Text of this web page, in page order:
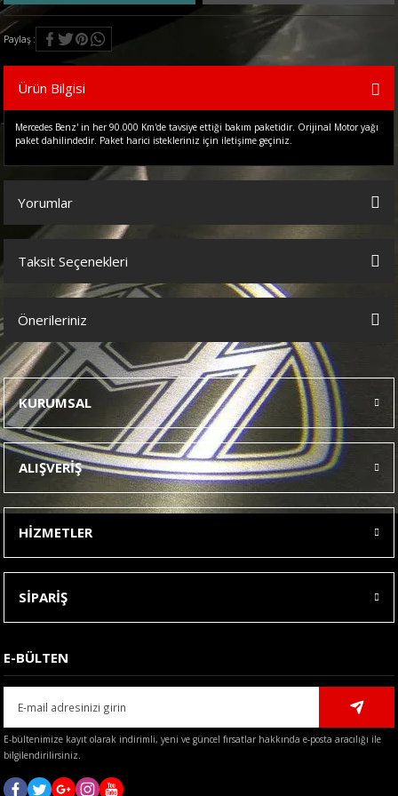
Paylaş
Ürün Bilgisi
Mercedes Benz' in her 90.000 Km'de tavsiye ettiği bakım paketidir. Orijinal Motor yağı
paket dahilindedir. Paket harici istekleriniz için iletişime geçiniz.
Yorumlar
Bu ürüne ilk yorumu siz yapın!
Taksit Seçenekleri
Önerileriniz
Bu ürünün fiyat bilgisi, resim, ürün açıklamalarında ve diğer
konularda yetersiz gördüğünüz noktaları öneri formunu kullanarak
tarafımıza iletebilirsiniz.
Görüş ve önerileriniz için teşekkür ederiz.
Ürün resmi kalitesiz, bozuk veya görüntülenemiyor.
Ürün açıklamasında eksik bilgiler bulunuyor.
Ürün bilgilerinde hatalar bulunuyor.
Ürün fiyatı diğer sitelerden daha pahalı.
Bu ürüne benzer farklı alternatifler olmalı.
Gönder
KURUMSAL
ALIŞVERİŞ
HİZMETLER
SİPARİŞ
E-BÜLTEN
E-bültenimize kayıt olarak indirimli, yeni ve güncel fırsatlar hakkında e-posta aracılığı ile
bilgilendirilirsiniz.